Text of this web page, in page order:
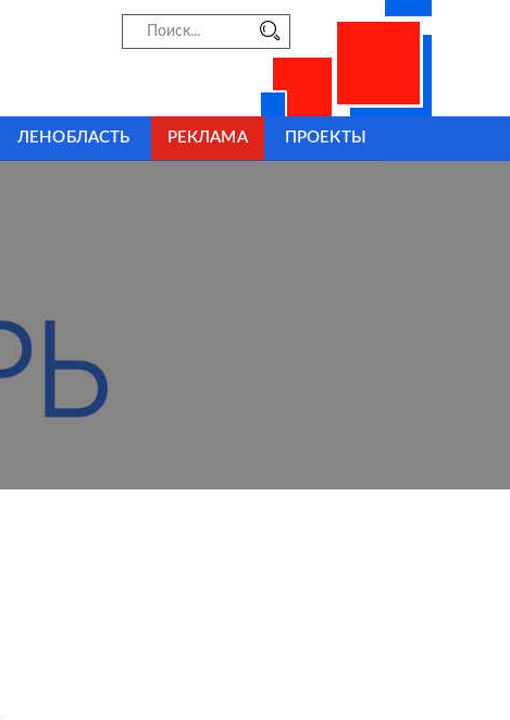
ЛЕНОБЛАСТЬ РЕКЛАМА ПРОЕКТЫ